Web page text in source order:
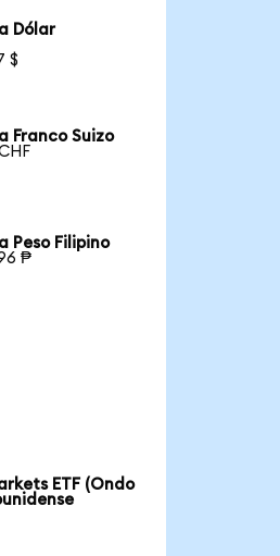
Dólar
$
Franco Suizo
Peso Filipino
₱
ETF (Ondo